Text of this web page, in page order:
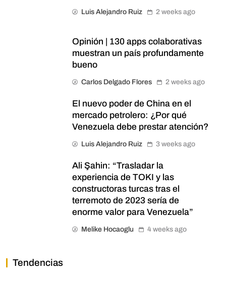
Luis Alejandro Ruiz 2 weeks ago
Opinión | 130 apps colaborativas
muestran un país profundamente
bueno
Carlos Delgado Flores 2 weeks ago
El nuevo poder de China en el
mercado petrolero: ¿Por qué
Venezuela debe prestar atención?
Luis Alejandro Ruiz 3 weeks ago
Ali Şahin: “Trasladar la
experiencia de TOKI y las
constructoras turcas tras el
terremoto de 2023 sería de
enorme valor para Venezuela”
Melike Hocaoglu 4 weeks ago
Tendencias